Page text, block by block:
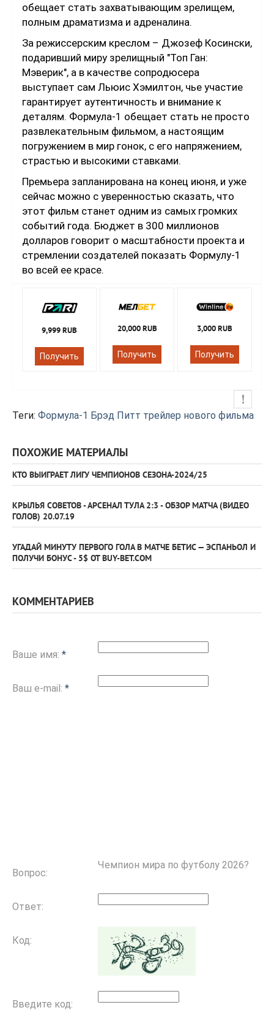
обещает стать захватывающим зрелищем,
полным драматизма и адреналина.
За режиссерским креслом – Джозеф Косински,
подаривший миру зрелищный "Топ Ган:
Мэверик", а в качестве сопродюсера
выступает сам Льюис Хэмилтон, чье участие
гарантирует аутентичность и внимание к
деталям. Формула-1 обещает стать не просто
развлекательным фильмом, а настоящим
погружением в мир гонок, с его напряжением,
страстью и высокими ставками.
Премьера запланирована на конец июня, и уже
сейчас можно с уверенностью сказать, что
этот фильм станет одним из самых громких
событий года. Бюджет в 300 миллионов
долларов говорит о масштабности проекта и
стремлении создателей показать Формулу-1
во всей ее красе.
9,999 RUB
Получить
20,000 RUB
Получить
3,000 RUB
Получить
Теги: Формула-1 Брэд Питт трейлер нового фильма
ПОХОЖИЕ МАТЕРИАЛЫ
КТО ВЫИГРАЕТ ЛИГУ ЧЕМПИОНОВ СЕЗОНА-2024/25
КРЫЛЬЯ СОВЕТОВ - АРСЕНАЛ ТУЛА 2:3 - ОБЗОР МАТЧА (ВИДЕО
ГОЛОВ) 20.07.19
УГАДАЙ МИНУТУ ПЕРВОГО ГОЛА В МАТЧЕ БЕТИС — ЭСПАНЬОЛ И
ПОЛУЧИ БОНУС - 5$ ОТ BUY-BET.COM
КОММЕНТАРИЕВ
Ваше имя: *
Ваш e-mail: *
Вопрос:
Чемпион мира по футболу 2026?
Ответ:
Код:
Введите код: